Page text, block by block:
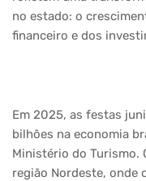
no estado: o
financeiro e dos
Em 2025, as festas
bilhões na economia
Ministério do Turismo.
região Nordeste, onde